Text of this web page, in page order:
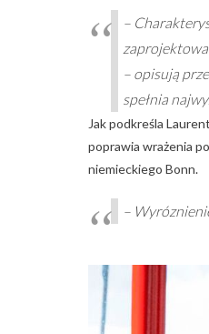
–
– opisują
spełnia
Jak podkreśla
poprawia wrażenia
niemieckiego Bonn.
–